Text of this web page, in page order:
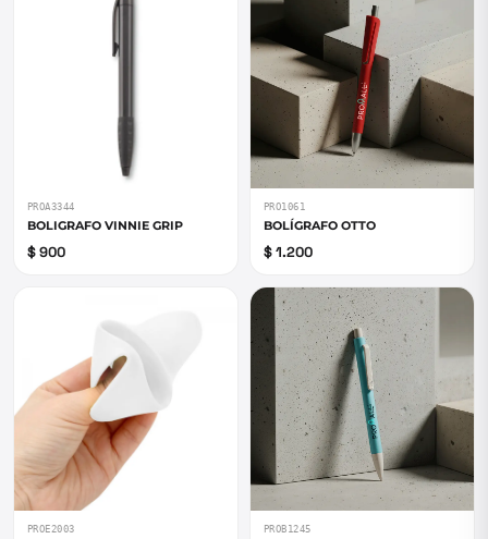
PROA3344
BOLIGRAFO VINNIE GRIP
$ 900
PRO1061
BOLÍGRAFO OTTO
$ 1.200
PROE2003 PROB1245